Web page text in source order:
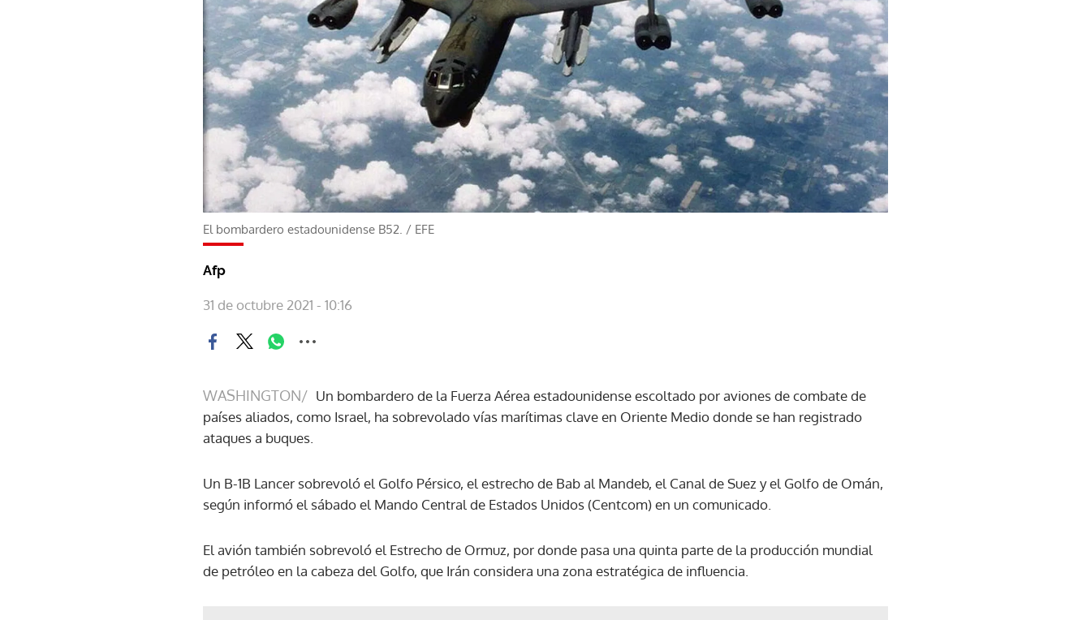
El bombardero estadounidense B52. / EFE
Afp
31 de octubre 2021 - 10:16
WASHINGTON/ Un bombardero de la Fuerza Aérea estadounidense escoltado por aviones de combate de
países aliados, como Israel, ha sobrevolado vías marítimas clave en Oriente Medio donde se han registrado
ataques a buques.
Un B-1B Lancer sobrevoló el Golfo Pérsico, el estrecho de Bab al Mandeb, el Canal de Suez y el Golfo de Omán,
según informó el sábado el Mando Central de Estados Unidos (Centcom) en un comunicado.
El avión también sobrevoló el Estrecho de Ormuz, por donde pasa una quinta parte de la producción mundial
de petróleo en la cabeza del Golfo, que Irán considera una zona estratégica de influencia.